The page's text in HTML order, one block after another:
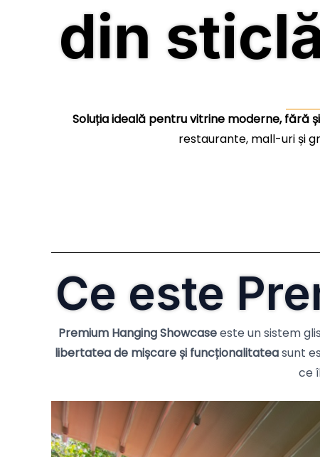
din
Soluția ideală pentru vitrine moderne, fără
restaurante, mall-uri și
Ce este
Premium Hanging Showcaseeste un sistem
libertatea de mișcare și funcționalitateasunt
ce